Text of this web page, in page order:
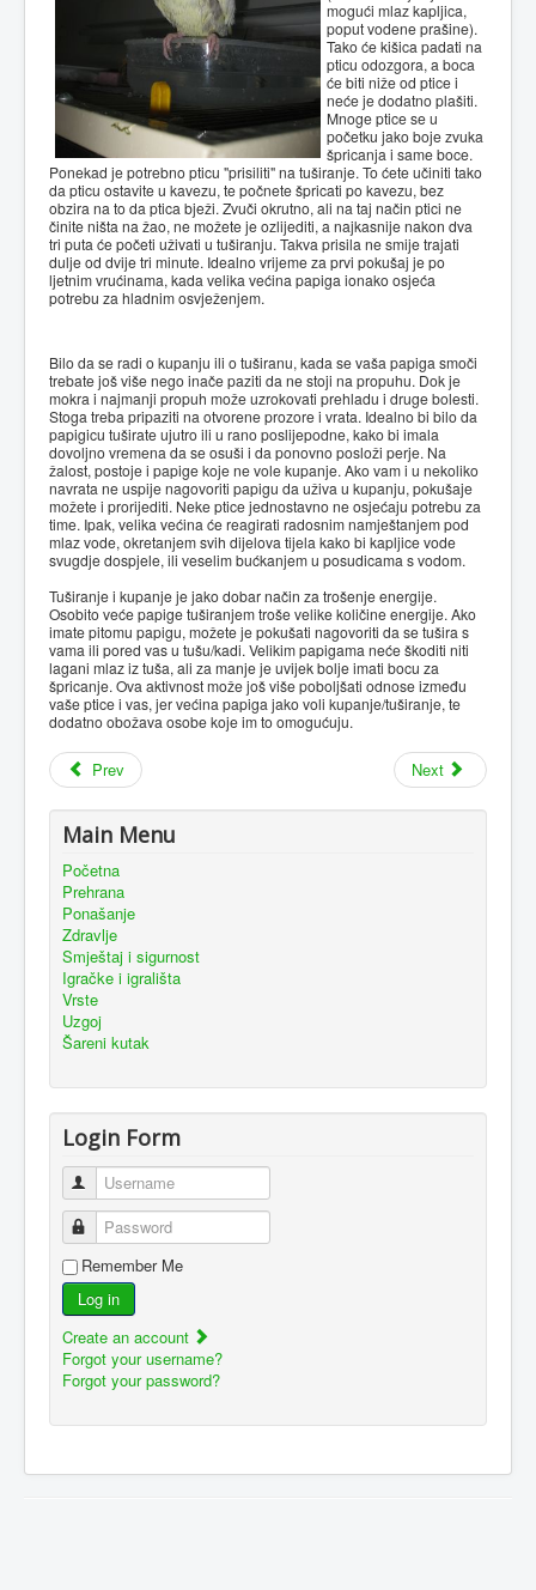
mogući mlaz kapljica,
poput vodene prašine).
Tako će kišica padati na
pticu odozgora, a boca
će biti niže od ptice i
neće je dodatno plašiti.
Mnoge ptice se u
početku jako boje zvuka
špricanja i same boce.
Ponekad je potrebno pticu "prisiliti" na tuširanje. To ćete učiniti tako
da pticu ostavite u kavezu, te počnete špricati po kavezu, bez
obzira na to da ptica bježi. Zvuči okrutno, ali na taj način ptici ne
činite ništa na žao, ne možete je ozlijediti, a najkasnije nakon dva
tri puta će početi uživati u tuširanju. Takva prisila ne smije trajati
dulje od dvije tri minute. Idealno vrijeme za prvi pokušaj je po
ljetnim vrućinama, kada velika većina papiga ionako osjeća
potrebu za hladnim osvježenjem.
Bilo da se radi o kupanju ili o tuširanu, kada se vaša papiga smoči
trebate još više nego inače paziti da ne stoji na propuhu. Dok je
mokra i najmanji propuh može uzrokovati prehladu i druge bolesti.
Stoga treba pripaziti na otvorene prozore i vrata. Idealno bi bilo da
papigicu tuširate ujutro ili u rano poslijepodne, kako bi imala
dovoljno vremena da se osuši i da ponovno posloži perje. Na
žalost, postoje i papige koje ne vole kupanje. Ako vam i u nekoliko
navrata ne uspije nagovoriti papigu da uživa u kupanju, pokušaje
možete i prorijediti. Neke ptice jednostavno ne osjećaju potrebu za
time. Ipak, velika većina će reagirati radosnim namještanjem pod
mlaz vode, okretanjem svih dijelova tijela kako bi kapljice vode
svugdje dospjele, ili veselim bućkanjem u posudicama s vodom.
Tuširanje i kupanje je jako dobar način za trošenje energije.
Osobito veće papige tuširanjem troše velike količine energije. Ako
imate pitomu papigu, možete je pokušati nagovoriti da se tušira s
vama ili pored vas u tušu/kadi. Velikim papigama neće škoditi niti
lagani mlaz iz tuša, ali za manje je uvijek bolje imati bocu za
špricanje. Ova aktivnost može još više poboljšati odnose između
vaše ptice i vas, jer većina papiga jako voli kupanje/tuširanje, te
dodatno obožava osobe koje im to omogućuju.
Prev Next
Main Menu
Početna
Prehrana
Ponašanje
Zdravlje
Smještaj i sigurnost
Igračke i igrališta
Vrste
Uzgoj
Šareni kutak
Login Form
Username
Password
Remember Me
Log in
Create an account
Forgot your username?
Forgot your password?